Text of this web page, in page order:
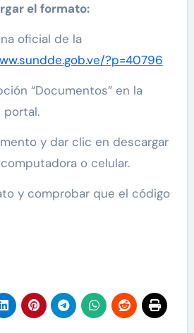
el formato:
oficial de la
?p=40796
“Documentos” en la
portal.
y dar clic en descargar
o celular.
y comprobar que el código